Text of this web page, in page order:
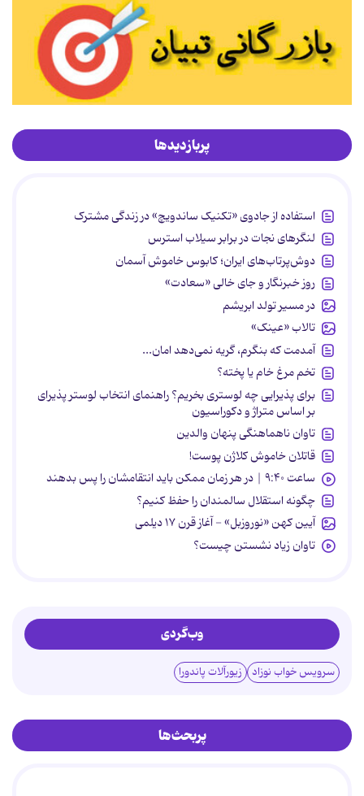
پربازدیدها
استفاده از جادوی «تکنیک ساندویچ» در زندگی مشترک
لنگرهای نجات در برابر سیلاب استرس
دوش‌پرتاب‌های ایران؛ کابوس خاموش آسمان
روز خبرنگار و جای خالی «سعادت»
در مسیر تولد ابریشم
تالاب «عینک»
آمدمت که بنگرم، گریه نمی‌دهد امان...
تخم مرغ خام یا پخته؟
برای پذیرایی چه لوستری بخریم؟ راهنمای انتخاب لوستر پذیرای
بر اساس متراژ و دکوراسیون
تاوان ناهماهنگی پنهان والدین
قاتلان خاموش کلاژن پوست!
ساعت ۹:۴۰ | در هر زمان ممکن باید انتقامشان را پس بدهند
چگونه استقلال سالمندان را حفظ کنیم؟
آیین کهن «نوروزبل» - آغاز قرن ۱۷ دیلمی
تاوان زیاد نشستن چیست؟
وب‌گردی
سرویس خواب نوزاد زیورآلات پاندورا
پربحث‌ها